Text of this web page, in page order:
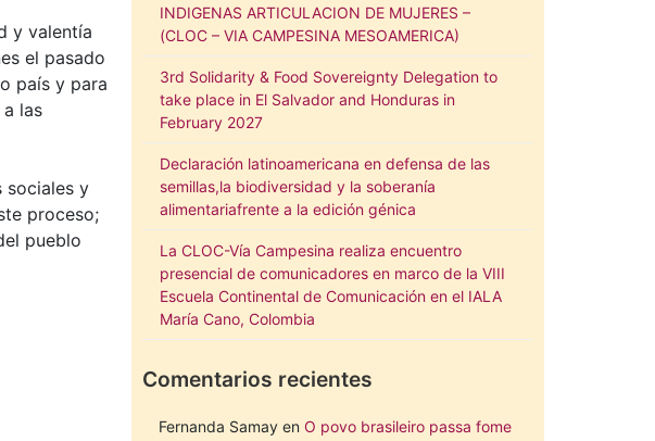
y valentía
el pasado
país y para
las
sociales y
proceso;
pueblo
INDIGENAS ARTICULACION DE MUJERES –
(CLOC – VIA CAMPESINA MESOAMERICA)
3rd Solidarity & Food Sovereignty Delegation to
take place in El Salvador and Honduras in
February 2027
Declaración latinoamericana en defensa de las
semillas,la biodiversidad y la soberanía
alimentariafrente a la edición génica
La CLOC-Vía Campesina realiza encuentro
presencial de comunicadores en marco de la VIII
Escuela Continental de Comunicación en el IALA
María Cano, Colombia
Comentarios recientes
Fernanda Samay en O povo brasileiro passa fome